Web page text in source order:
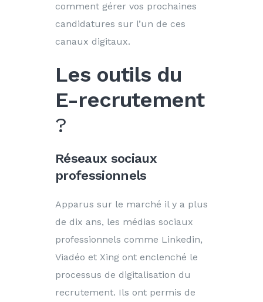
comment gérer vos prochaines
candidatures sur l’un de ces
canaux digitaux.
Les outils du
E-recrutement
?️
Réseaux sociaux
professionnels
Apparus sur le marché il y a plus
de dix ans, les médias sociaux
professionnels comme Linkedin,
Viadéo et Xing ont enclenché le
processus de digitalisation du
recrutement. Ils ont permis de